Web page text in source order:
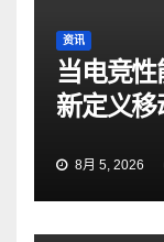
资讯
当电竞
新定义
8月 5, 2026